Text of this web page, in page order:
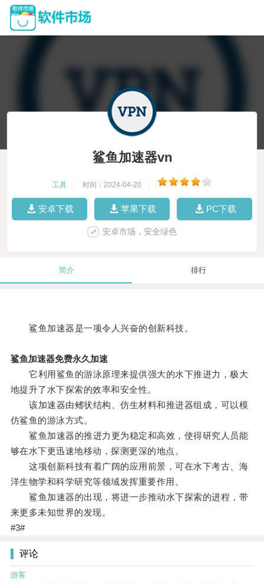
鲨鱼加速器vn
工具 时间：2024-04-20
安卓下载 苹果下载 PC下载
安卓市场，安全绿色
简介 排行
鲨鱼加速器是一项令人兴奋的创新科技。
鲨鱼加速器免费永久加速
它利用鲨鱼的游泳原理来提供强大的水下推进力，极大
地提升了水下探索的效率和安全性。
该加速器由鳍状结构、仿生材料和推进器组成，可以模
仿鲨鱼的游泳方式。
鲨鱼加速器的推进力更为稳定和高效，使得研究人员能
够在水下更迅速地移动，探测更深的地点。
这项创新科技有着广阔的应用前景，可在水下考古、海
洋生物学和科学研究等领域发挥重要作用。
鲨鱼加速器的出现，将进一步推动水下探索的进程，带
来更多未知世界的发现。
#3#
评论
游客